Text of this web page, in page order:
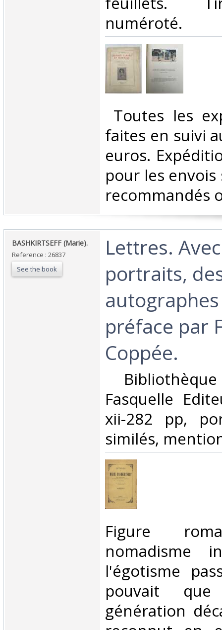
numéroté. ‎
Toutes les
faites en suivi
euros.
pour les envois
recommandés
‎BASHKIRTSEFF (Marie).‎
Reference : 26837
See the book
‎Lettres.
portraits,
préface par
Coppée.‎
Fasquelle
xii-282 pp,
similés,
‎Figure
nomadisme
l'égotisme
pouvait
génération